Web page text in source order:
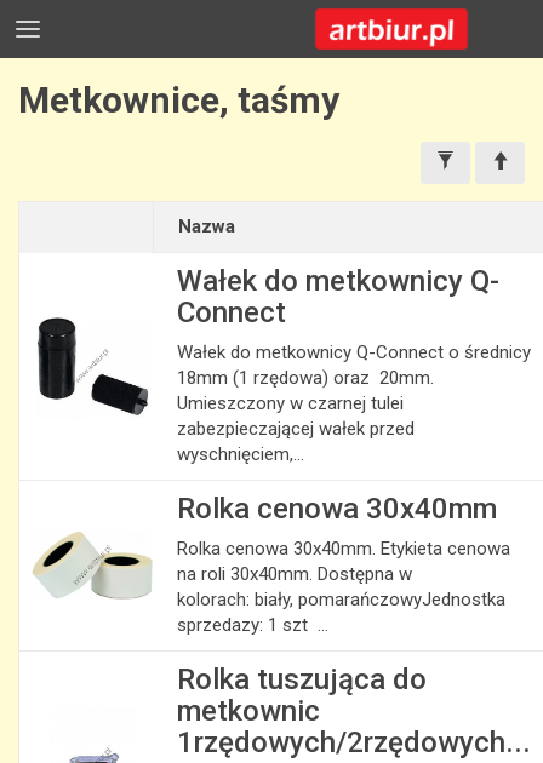
Metkownice, taśmy
Wałek do metkownicy Q-
Connect
Wałek do metkownicy Q-Connect o średnicy
18mm (1 rzędowa) oraz 20mm.
Umieszczony w czarnej tulei
zabezpieczającej wałek przed
wyschnięciem,...
Rolka cenowa 30x40mm
Rolka cenowa 30x40mm. Etykieta cenowa
na roli 30x40mm. Dostępna w
kolorach: biały, pomarańczowyJednostka
sprzedazy: 1 szt ...
Rolka tuszująca do
metkownic
1rzędowych/2rzędowych...
Nazwa